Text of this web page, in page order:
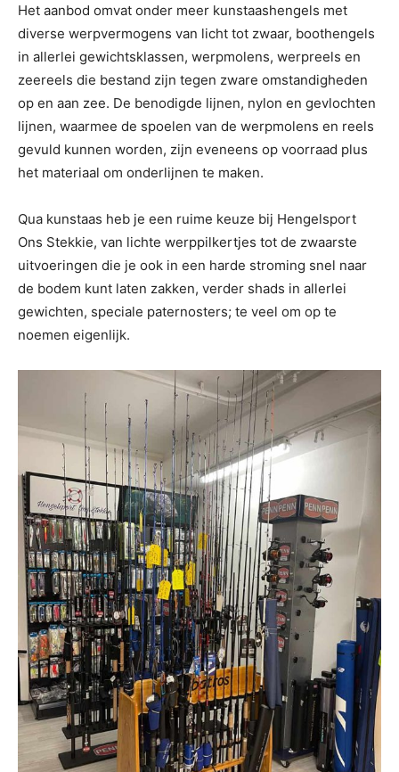
Het aanbod omvat onder meer kunstaashengels met
diverse werpvermogens van licht tot zwaar, boothengels
in allerlei gewichtsklassen, werpmolens, werpreels en
zeereels die bestand zijn tegen zware omstandigheden
op en aan zee. De benodigde lijnen, nylon en gevlochten
lijnen, waarmee de spoelen van de werpmolens en reels
gevuld kunnen worden, zijn eveneens op voorraad plus
het materiaal om onderlijnen te maken.
Qua kunstaas heb je een ruime keuze bij Hengelsport
Ons Stekkie, van lichte werppilkertjes tot de zwaarste
uitvoeringen die je ook in een harde stroming snel naar
de bodem kunt laten zakken, verder shads in allerlei
gewichten, speciale paternosters; te veel om op te
noemen eigenlijk.